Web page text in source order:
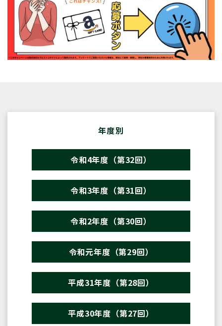
年度別
令和4年度（第32回）
令和3年度（第31回）
令和2年度（第30回）
令和元年度（第29回）
平成31年度（第28回）
平成30年度（第27回）